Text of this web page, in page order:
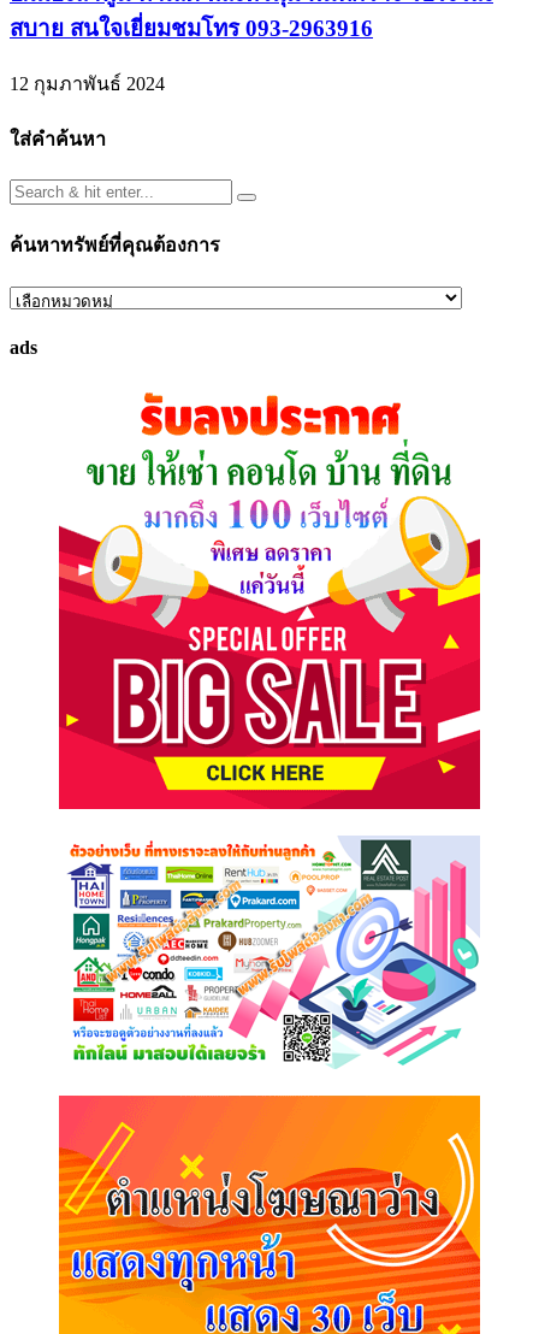
สบาย สนใจเยี่ยมชมโทร 093-2963916
12 กุมภาพันธ์ 2024
ใส่คำค้นหา
ค้นหาทรัพย์ที่คุณต้องการ
ค้นหา
ที่
ads